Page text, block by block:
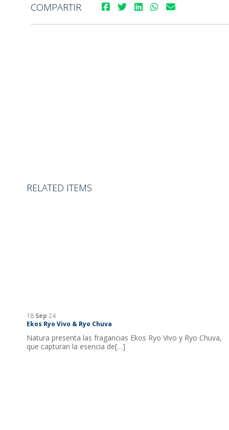
COMPARTIR
RELATED ITEMS
18 Sep 24
Ekos Ryo Vivo & Ryo Chuva
Natura presenta las fragancias Ekos Ryo Vivo y Ryo Chuva,
que capturan la esencia de[…]